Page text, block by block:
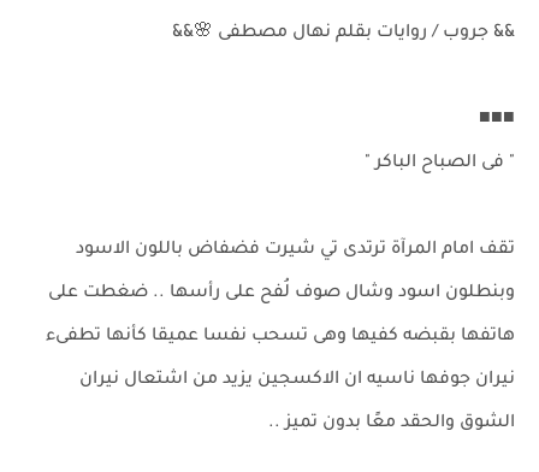
&& جروب / روايات بقلم نهال مصطفى 🌸&&
■■■
" فى الصباح الباكر "
تقف امام المرآة ترتدى تي شيرت فضفاض باللون الاسود
وبنطلون اسود وشال صوف لُفح على رأسها .. ضغطت على
هاتفها بقبضه كفيها وهى تسحب نفسا عميقا كأنها تطفىء
نيران جوفها ناسيه ان الاكسجين يزيد من اشتعال نيران
الشوق والحقد معًا بدون تميز ..